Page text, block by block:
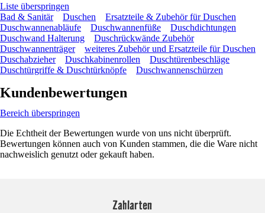
Liste überspringen
Bad & Sanitär
Duschen
Ersatzteile & Zubehör für Duschen
Duschwannenabläufe
Duschwannenfüße
Duschdichtungen
Duschwand Halterung
Duschrückwände Zubehör
Duschwannenträger
weiteres Zubehör und Ersatzteile für Duschen
Duschabzieher
Duschkabinenrollen
Duschtürenbeschläge
Duschtürgriffe & Duschtürknöpfe
Duschwannenschürzen
Kundenbewertungen
Bereich überspringen
Die Echtheit der Bewertungen wurde von uns nicht überprüft.
Bewertungen können auch von Kunden stammen, die die Ware nicht
nachweislich genutzt oder gekauft haben.
Zahlarten